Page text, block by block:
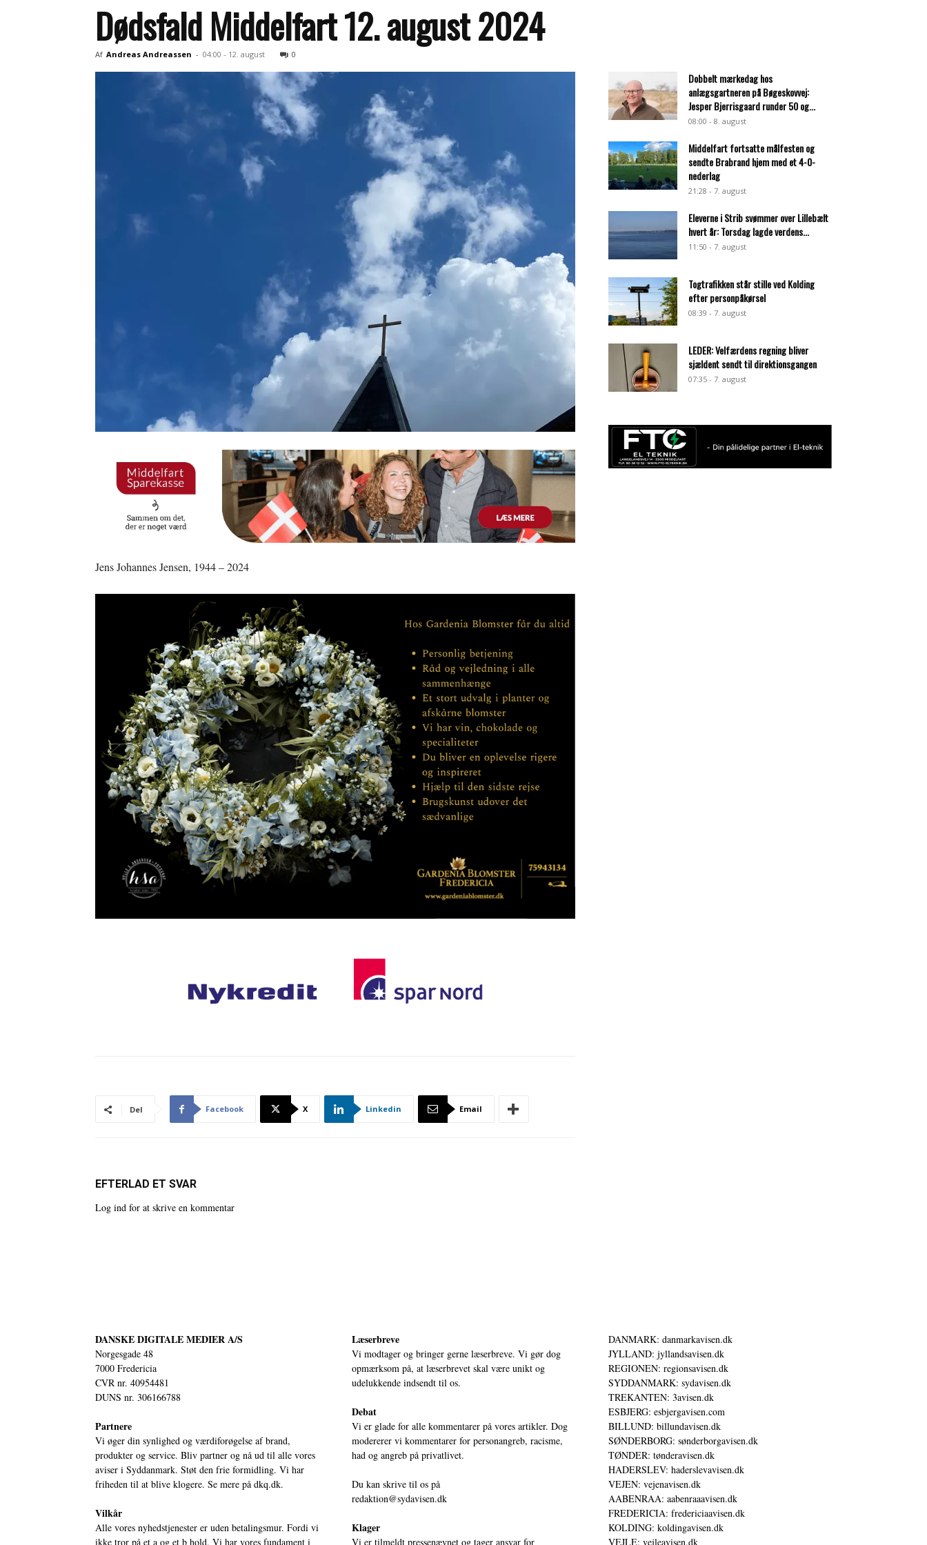
Dødsfald Middelfart 12. august 2024
Af Andreas Andreassen - 04:00 - 12. august 0
Jens Johannes Jensen, 1944 – 2024
Del Facebook X Linkedin Email
EFTERLAD ET SVAR
Log ind for at skrive en kommentar
Dobbelt mærkedag hos
anlægsgartneren på Bøgeskovvej:
Jesper Bjerrisgaard runder 50 og...
08:00 - 8. august
Middelfart fortsatte målfesten og
sendte Brabrand hjem med et 4-0-
nederlag
21:28 - 7. august
Eleverne i Strib svømmer over Lillebælt
hvert år: Torsdag lagde verdens...
11:50 - 7. august
Togtrafikken står stille ved Kolding
efter personpåkørsel
08:39 - 7. august
LEDER: Velfærdens regning bliver
sjældent sendt til direktionsgangen
07:35 - 7. august
DANSKE DIGITALE MEDIER A/S
Norgesgade 48
7000 Fredericia
CVR nr. 40954481
DUNS nr. 306166788
Partnere
Vi øger din synlighed og værdiforøgelse af brand,
produkter og service. Bliv partner og nå ud til alle vores
aviser i Syddanmark. Støt den frie formidling. Vi har
friheden til at blive klogere. Se mere på dkq.dk.
Vilkår
Alle vores nyhedstjenester er uden betalingsmur. Fordi vi
ikke tror på et a og et b hold. Vi har vores fundament i
Læserbreve
Vi modtager og bringer gerne læserbreve. Vi gør dog
opmærksom på, at læserbrevet skal være unikt og
udelukkende indsendt til os.
Debat
Vi er glade for alle kommentarer på vores artikler. Dog
modererer vi kommentarer for personangreb, racisme,
had og angreb på privatlivet.
Du kan skrive til os på
redaktion@sydavisen.dk
Klager
Vi er tilmeldt pressenævnet og tager ansvar for
DANMARK: danmarkavisen.dk
JYLLAND: jyllandsavisen.dk
REGIONEN: regionsavisen.dk
SYDDANMARK: sydavisen.dk
TREKANTEN: 3avisen.dk
ESBJERG: esbjergavisen.com
BILLUND: billundavisen.dk
SØNDERBORG: sønderborgavisen.dk
TØNDER: tønderavisen.dk
HADERSLEV: haderslevavisen.dk
VEJEN: vejenavisen.dk
AABENRAA: aabenraaavisen.dk
FREDERICIA: fredericiaavisen.dk
KOLDING: koldingavisen.dk
VEJLE: vejleavisen.dk